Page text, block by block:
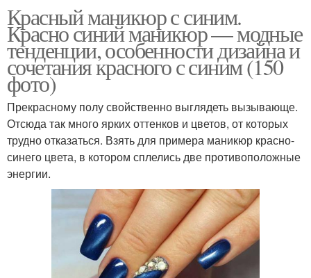
Красный маникюр с синим.
Красно синий маникюр — модные
тенденции, особенности дизайна и
сочетания красного с синим (150
фото)
Прекрасному полу свойственно выглядеть вызывающе.
Отсюда так много ярких оттенков и цветов, от которых
трудно отказаться. Взять для примера маникюр красно-
синего цвета, в котором сплелись две противоположные
энергии.